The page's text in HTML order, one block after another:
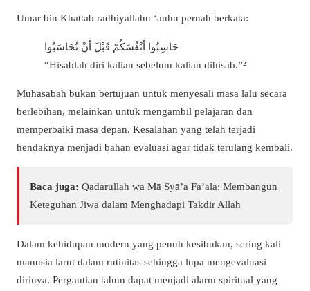
Umar bin Khattab radhiyallahu ‘anhu pernah berkata:
حَاسِبُوا أَنْفُسَكُمْ قَبْلَ أَنْ تُحَاسَبُوا
“Hisablah diri kalian sebelum kalian dihisab.”²
Muhasabah bukan bertujuan untuk menyesali masa lalu secara
berlebihan, melainkan untuk mengambil pelajaran dan
memperbaiki masa depan. Kesalahan yang telah terjadi
hendaknya menjadi bahan evaluasi agar tidak terulang kembali.
Baca juga: Qadarullah wa Mā Syā’a Fa’ala: Membangun
Keteguhan Jiwa dalam Menghadapi Takdir Allah
Dalam kehidupan modern yang penuh kesibukan, sering kali
manusia larut dalam rutinitas sehingga lupa mengevaluasi
dirinya. Pergantian tahun dapat menjadi alarm spiritual yang